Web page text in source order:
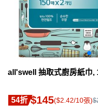
all'swell 抽取式廚房紙巾,
54折 $145($2.42/10張)